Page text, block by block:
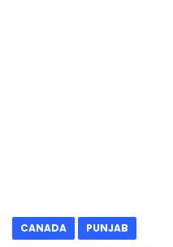
CANADA PUNJAB